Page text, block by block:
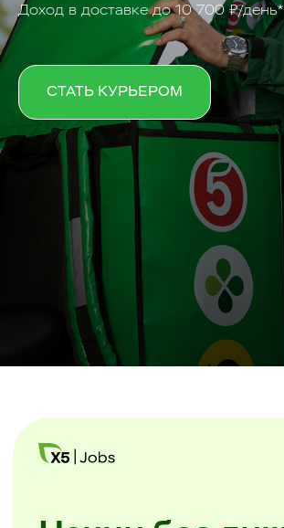
Доход в доставке до 10 700 ₽/день*
СТАТЬ КУРЬЕРОМ
Начни без лишних
звонков
Заполните анкету и начинайте
уже завтра. Без посещения офиса
и собеседований